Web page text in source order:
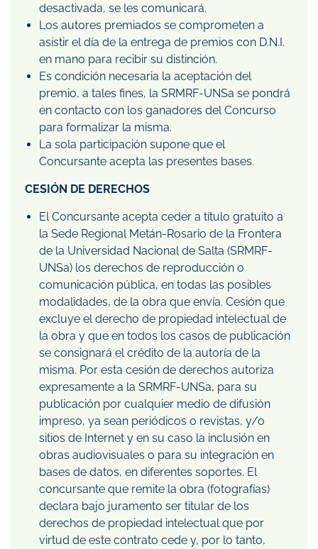
desactivada, se les comunicará.
Los autores premiados se comprometen a
asistir el día de la entrega de premios con D.N.I.
en mano para recibir su distinción.
Es condición necesaria la aceptación del
premio, a tales fines, la SRMRF-UNSa se pondrá
en contacto con los ganadores del Concurso
para formalizar la misma.
La sola participación supone que el
Concursante acepta las presentes bases.
CESIÓN DE DERECHOS
El Concursante acepta ceder a título gratuito a
la Sede Regional Metán-Rosario de la Frontera
de la Universidad Nacional de Salta (SRMRF-
UNSa) los derechos de reproducción o
comunicación pública, en todas las posibles
modalidades, de la obra que envía. Cesión que
excluye el derecho de propiedad intelectual de
la obra y que en todos los casos de publicación
se consignará el crédito de la autoría de la
misma. Por esta cesión de derechos autoriza
expresamente a la SRMRF-UNSa, para su
publicación por cualquier medio de difusión
impreso, ya sean periódicos o revistas, y/o
sitios de Internet y en su caso la inclusión en
obras audiovisuales o para su integración en
bases de datos, en diferentes soportes. El
concursante que remite la obra (fotografías)
declara bajo juramento ser titular de los
derechos de propiedad intelectual que por
virtud de este contrato cede y, por lo tanto,